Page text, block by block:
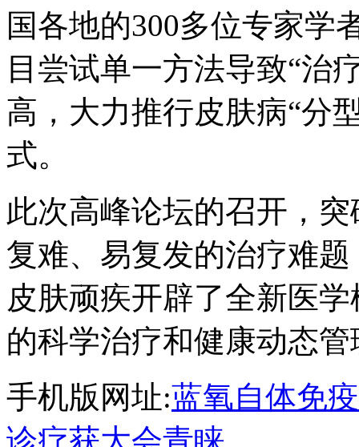
国各地的300多位专家学
目尝试单一方法导致“治
高，大力推行皮肤病“分
式。
此次高峰论坛的召开，
复难、易复发的治疗难
皮肤顽疾开辟了全新医
的科学治疗和健康动态
手机版网址:蓝氧自体免
诊疗获大会青睐